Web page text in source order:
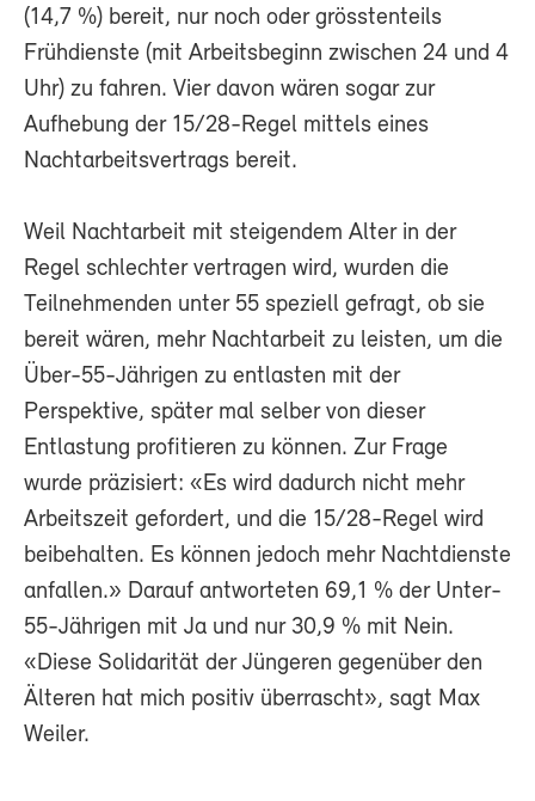
(14,7 %) bereit, nur noch oder grösstenteils
Frühdienste (mit Arbeitsbeginn zwischen 24 und 4
Uhr) zu fahren. Vier davon wären sogar zur
Aufhebung der 15/28-Regel mittels eines
Nachtarbeitsvertrags bereit.
Weil Nachtarbeit mit steigendem Alter in der
Regel schlechter vertragen wird, wurden die
Teilnehmenden unter 55 speziell gefragt, ob sie
bereit wären, mehr Nachtarbeit zu leisten, um die
Über-55-Jährigen zu entlasten mit der
Perspektive, später mal selber von dieser
Entlastung profitieren zu können. Zur Frage
wurde präzisiert: «Es wird dadurch nicht mehr
Arbeitszeit gefordert, und die 15/28-Regel wird
beibehalten. Es können jedoch mehr Nachtdienste
anfallen.» Darauf antworteten 69,1 % der Unter-
55-Jährigen mit Ja und nur 30,9 % mit Nein.
«Diese Solidarität der Jüngeren gegenüber den
Älteren hat mich positiv überrascht», sagt Max
Weiler.